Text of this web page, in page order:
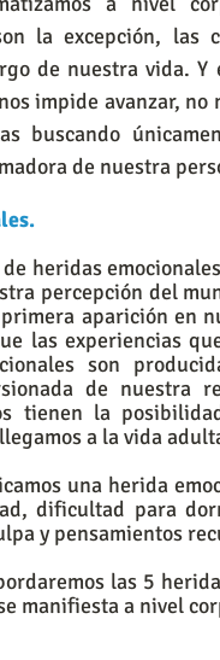
la excepción,
de nuestra vida. Y
impide avanzar, no
buscando
de nuestra
heridas
percepción del
aparición en
las experiencias
son
de nuestra
tienen la
a la vida
una herida
dificultad para
y pensamientos
las 5
manifiesta a nivel